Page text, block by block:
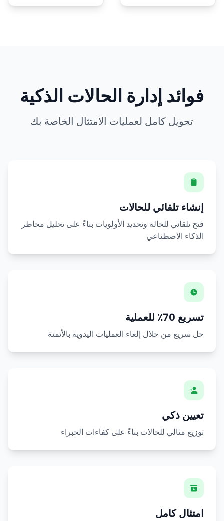
فوائد إدارة الحالات الذكية
تحويل كامل لعمليات الامتثال الخاصة بك
إنشاء تلقائي للحالات
فتح تلقائي للحالة وتحديد الأولويات بناءً على تحليل مخاطر
الذكاء الاصطناعي
تسريع 70٪ للعملية
حل سريع من خلال إلغاء العمليات اليدوية بالأتمتة
تعيين ذكي
توزيع مثالي للحالات بناءً على كفاءات الخبراء
امتثال كامل